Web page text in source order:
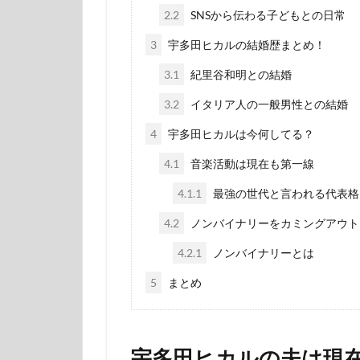
2.2 SNSから伝わる子どもとの日常
3 宇多田ヒカルの結婚歴まとめ！
3.1 紀里谷和明との結婚
3.2 イタリア人の一般男性との結婚
4 宇多田ヒカルは今何してる？
4.1 音楽活動は現在も第一線
4.1.1 最強の世代と言われる代表格
4.2 ノンバイナリーをカミングアウト
4.2.1 ノンバイナリーとは
5 まとめ